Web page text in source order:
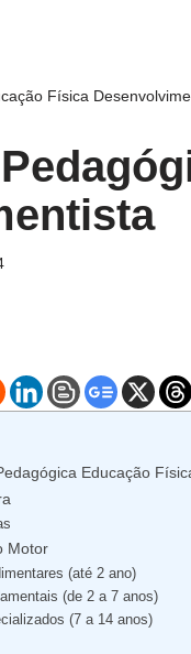
Física
Educação
Motor
(até 2 ano)
(de 2 a 7 anos)
(7 a 14 anos)